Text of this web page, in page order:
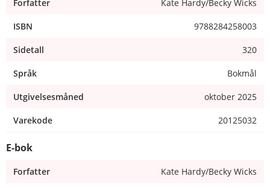
Forfatter Kate Hardy/Becky Wicks
ISBN 9788284258003
Sidetall 320
Språk Bokmål
Utgivelsesmåned oktober 2025
Varekode 20125032
E-bok
Forfatter Kate Hardy/Becky Wicks